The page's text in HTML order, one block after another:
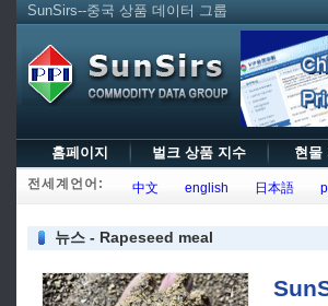
SunSirs--중국 상품 데이터 그룹
홈페이지 벌크 상품 지수 현물
전세계언어: 中文 english 日本語
뉴스 - Rapeseed meal